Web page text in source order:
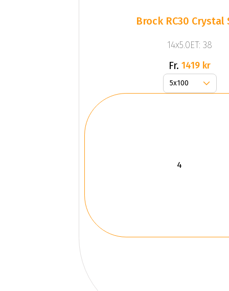
Brock RC30 Crystal
14x5.0ET: 38
Fr. 1419 kr